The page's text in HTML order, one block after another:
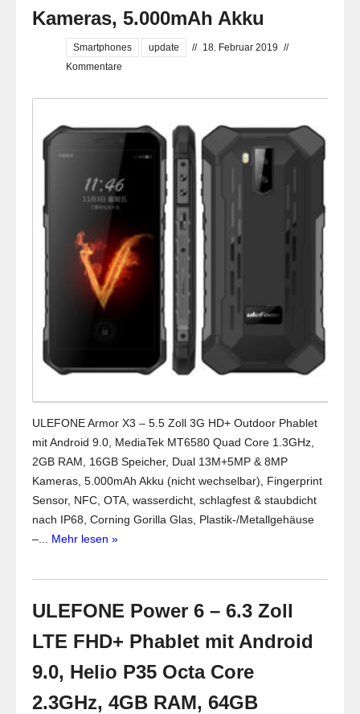
Kameras, 5.000mAh Akku
Smartphones update // 18. Februar 2019 //
Kommentare
ULEFONE Armor X3 – 5.5 Zoll 3G HD+ Outdoor Phablet
mit Android 9.0, MediaTek MT6580 Quad Core 1.3GHz,
2GB RAM, 16GB Speicher, Dual 13M+5MP & 8MP
Kameras, 5.000mAh Akku (nicht wechselbar), Fingerprint
Sensor, NFC, OTA, wasserdicht, schlagfest & staubdicht
nach IP68, Corning Gorilla Glas, Plastik-/Metallgehäuse
–... Mehr lesen »
ULEFONE Power 6 – 6.3 Zoll
LTE FHD+ Phablet mit Android
9.0, Helio P35 Octa Core
2.3GHz, 4GB RAM, 64GB